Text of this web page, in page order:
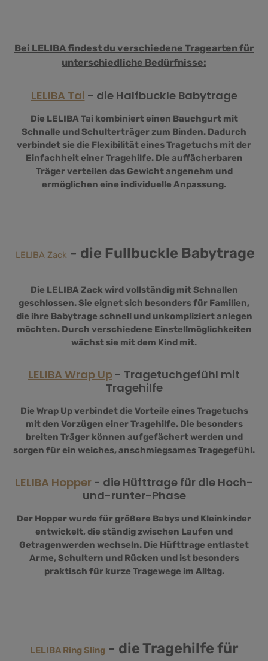
Bei LELIBA findest du verschiedene Tragearten für
unterschiedliche Bedürfnisse:
LELIBA Tai - die Halfbuckle Babytrage
Die LELIBA Tai kombiniert einen Bauchgurt mit
Schnalle und Schulterträger zum Binden. Dadurch
verbindet sie die Flexibilität eines Tragetuchs mit der
Einfachheit einer Tragehilfe. Die auffächerbaren
Träger verteilen das Gewicht angenehm und
ermöglichen eine individuelle Anpassung.
LELIBA Zack - die Fullbuckle Babytrage
Die LELIBA Zack wird vollständig mit Schnallen
geschlossen. Sie eignet sich besonders für Familien,
die ihre Babytrage schnell und unkompliziert anlegen
möchten. Durch verschiedene Einstellmöglichkeiten
wächst sie mit dem Kind mit.
LELIBA Wrap Up - Tragetuchgefühl mit
Tragehilfe
Die Wrap Up verbindet die Vorteile eines Tragetuchs
mit den Vorzügen einer Tragehilfe. Die besonders
breiten Träger können aufgefächert werden und
sorgen für ein weiches, anschmiegsames Tragegefühl.
LELIBA Hopper - die Hüfttrage für die Hoch-
und-runter-Phase
Der Hopper wurde für größere Babys und Kleinkinder
entwickelt, die ständig zwischen Laufen und
Getragenwerden wechseln. Die Hüfttrage entlastet
Arme, Schultern und Rücken und ist besonders
praktisch für kurze Tragewege im Alltag.
LELIBA Ring Sling - die Tragehilfe für